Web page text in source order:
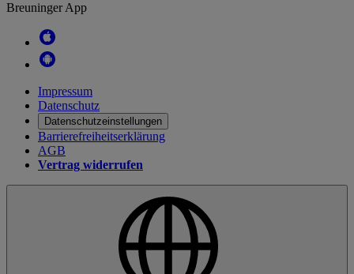
Breuninger App
Impressum
Datenschutz
Datenschutzeinstellungen
Barrierefreiheitserklärung
AGB
Vertrag widerrufen